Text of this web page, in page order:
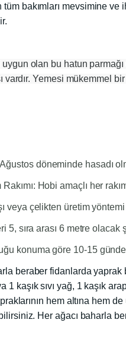
bakımları mevsimine
olan bu hatun
vardır. Yemesi mükemmel
döneminde hasadı
Hobi amaçlı her
veya çelikten üretim
5, sıra arası 6 metre olacak
konuma göre 10-15 günde
beraber fidanlarda yaprak
1 kaşık sıvı yağ, 1 kaşık
hem altına hem
Her ağacı baharla